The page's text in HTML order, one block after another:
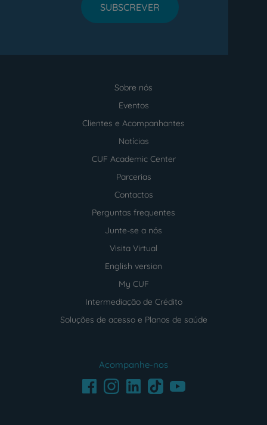
SUBSCREVER
Sobre nós
Eventos
Clientes e Acompanhantes
Notícias
CUF Academic Center
Parcerias
Contactos
Perguntas frequentes
Junte-se a nós
Visita Virtual
English version
My CUF
Intermediação de Crédito
Soluções de acesso e Planos de saúde
Acompanhe-nos
FacebookInstagramLinkedInTikTokYoutube